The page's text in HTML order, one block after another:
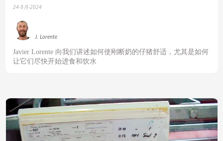
24-9月-2024
J. Lorente
Javier Lorente 向我们讲述如何使刚断奶的仔猪舒适，尤其是如何
让它们尽快开始进食和饮水